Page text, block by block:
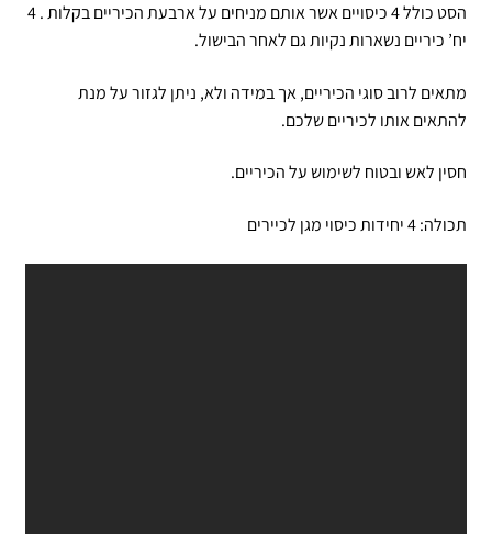
הסט כולל 4 כיסויים אשר אותם מניחים על ארבעת הכיריים בקלות . 4
יח’ כיריים נשארות נקיות גם לאחר הבישול.
מתאים לרוב סוגי הכיריים, אך במידה ולא, ניתן לגזור על מנת
להתאים אותו לכיריים שלכם.
חסין לאש ובטוח לשימוש על הכיריים.
תכולה: 4 יחידות כיסוי מגן לכיירים